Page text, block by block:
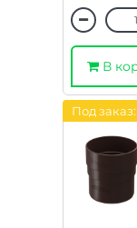
В
Под заказ: